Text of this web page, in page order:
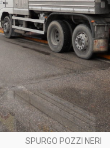
SPURGO POZZI NERI